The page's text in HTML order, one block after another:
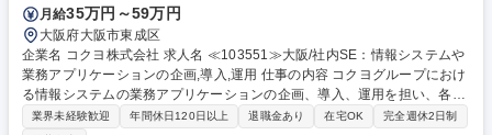
月給35万円～59万円
大阪府大阪市東成区
企業名 コクヨ株式会社 求人名 ≪103551≫大阪/社内SE：情報システムや
業務アプリケーションの企画,導入,運用 仕事の内容 コクヨグループにおけ
る情報システムの業務アプリケーションの企画、導入、運用を担い、各事
業・部門のパートナーとして業務課題に向き合いながら、システム環境の
業界未経験歓迎 年間休日120日以上 退職金あり 在宅OK
完全週休2日制